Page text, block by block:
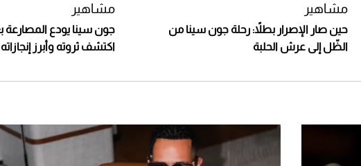
مشاهير
حين صار الإصرار بطلاً: رحلة جون سينا من
الظّل إلى عرش الحلبة
مشاهير
اكتشف ثروته وأبرز إنجازاته